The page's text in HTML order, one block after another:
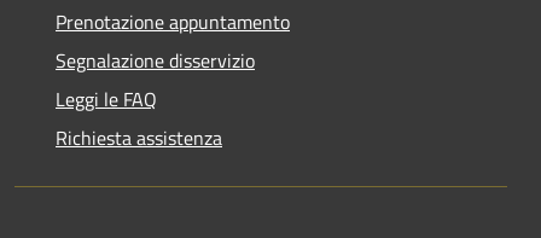
Prenotazione appuntamento
Segnalazione disservizio
Leggi le FAQ
Richiesta assistenza